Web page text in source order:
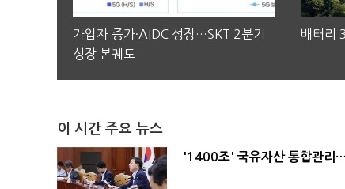
가입자 증가·AIDC 성장…SKT 2분기
성장 본궤도
배터리
이 시간 주요 뉴스
'1400조' 국유자산 통합관리